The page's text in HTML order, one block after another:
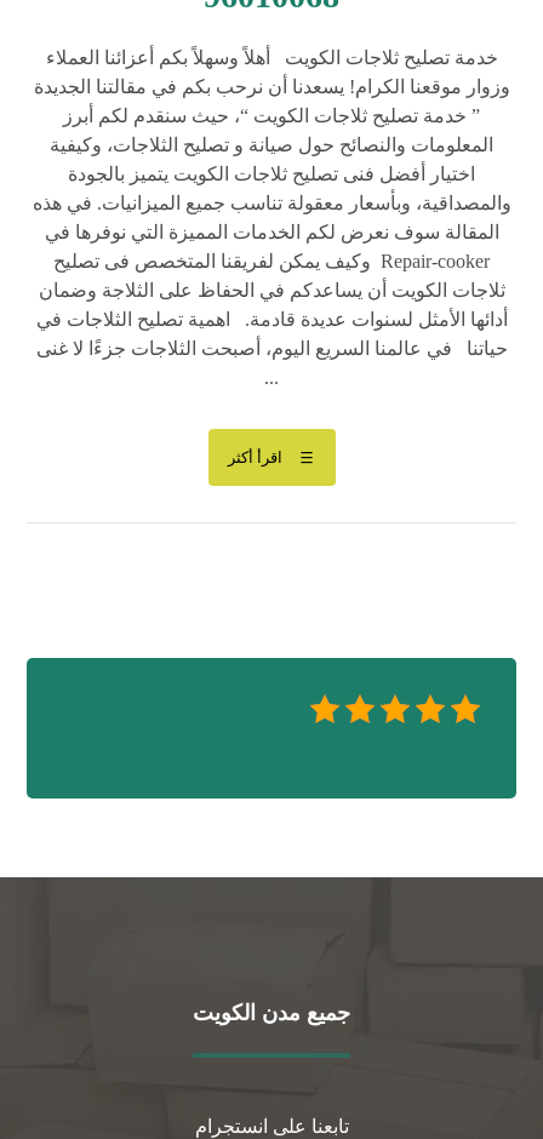
خدمة تصليح ثلاجات الكويت أهلاً وسهلاً بكم أعزائنا العملاء
وزوار موقعنا الكرام! يسعدنا أن نرحب بكم في مقالتنا الجديدة
” خدمة تصليح ثلاجات الكويت “، حيث سنقدم لكم أبرز
المعلومات والنصائح حول صيانة و تصليح الثلاجات، وكيفية
اختيار أفضل فنى تصليح ثلاجات الكويت يتميز بالجودة
والمصداقية، وبأسعار معقولة تناسب جميع الميزانيات. في هذه
المقالة سوف نعرض لكم الخدمات المميزة التي نوفرها في
Repair-cooker وكيف يمكن لفريقنا المتخصص فى تصليح
ثلاجات الكويت أن يساعدكم في الحفاظ على الثلاجة وضمان
أدائها الأمثل لسنوات عديدة قادمة. اهمية تصليح الثلاجات في
حياتنا في عالمنا السريع اليوم، أصبحت الثلاجات جزءًا لا غنى
...
اقرأ أكثر
جميع مدن الكويت
تابعنا على انستجرام